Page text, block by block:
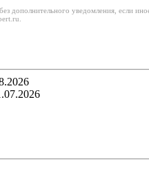
уведомления, если